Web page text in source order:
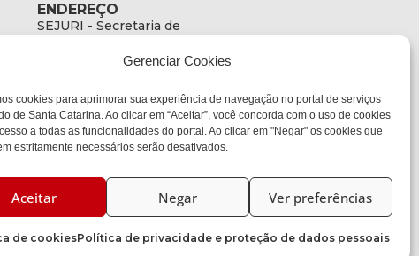
Gerenciar Cookies
cookies para aprimorar sua experiência de navegação no portal de serviços
de Santa Catarina. Ao clicar em “Aceitar”, você concorda com o uso de cookies
a todas as funcionalidades do portal. Ao clicar em "Negar" os cookies que
estritamente necessários serão desativados.
Aceitar Negar Ver preferências
de cookiesPolítica de privacidade e proteção de dados pessoais
ENDEREÇO
SEJURI - Secretaria de
Reintegração Social
Rua Fúlvio Aducci, 1214 -
Loja 06
Bairro:
Estreito - Florianópolis -
SC
88075-000
CIASC